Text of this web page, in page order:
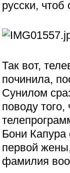
русски,
Так вот,
починила,
Сунилом
поводу того,
Бони
первой
фамилия